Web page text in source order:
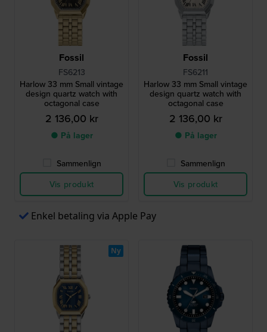
Fossil
FS6213
Harlow 33 mm Small vintage
design quartz watch with
octagonal case
2 136,00 kr
● På lager
Sammenlign
Vis produkt
Fossil
FS6211
Harlow 33 mm Small vintage
design quartz watch with
octagonal case
2 136,00 kr
● På lager
Sammenlign
Vis produkt
Enkel betaling via Apple Pay
Ny